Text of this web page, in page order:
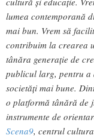
lumea contemporană
mai bun. Vrem să
contribuim la crearea
tânăra generație de
publicul larg, pentru a
societăți mai bune.
o platformă tânără de
instrumente de
Scena9, centrul